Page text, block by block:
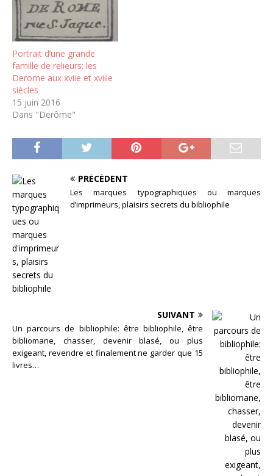
Portrait d’une grande
famille de relieurs: les
Derome aux xviie et xviiie
siècles
15 juin 2016
Dans "Derôme"
PRÉCÉDENT
Les marques typographiques ou marques
d’imprimeurs, plaisirs secrets du bibliophile
SUIVANT
Un parcours de bibliophile: être bibliophile, être
bibliomane, chasser, devenir blasé, ou plus
exigeant, revendre et finalement ne garder que 15
livres…